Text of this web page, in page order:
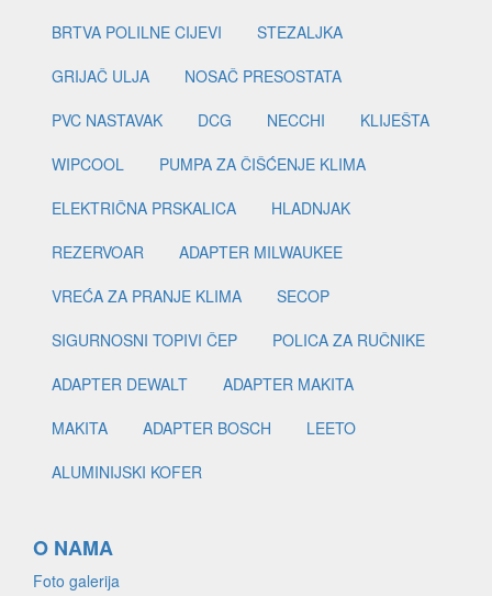
BRTVA POLILNE CIJEVI
STEZALJKA
GRIJAČ ULJA
NOSAČ PRESOSTATA
PVC NASTAVAK
DCG NECCHI
KLIJEŠTA
WIPCOOL
PUMPA ZA ČIŠĆENJE KLIMA
ELEKTRIČNA PRSKALICA
HLADNJAK
REZERVOAR
ADAPTER MILWAUKEE
VREĆA ZA PRANJE KLIMA
SECOP
SIGURNOSNI TOPIVI ČEP
POLICA ZA RUČNIKE
ADAPTER DEWALT
ADAPTER MAKITA
MAKITA
ADAPTER BOSCH
LEETO
ALUMINIJSKI KOFER
O NAMA
Foto galerija